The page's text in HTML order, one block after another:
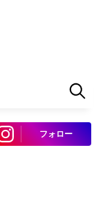
フォロー